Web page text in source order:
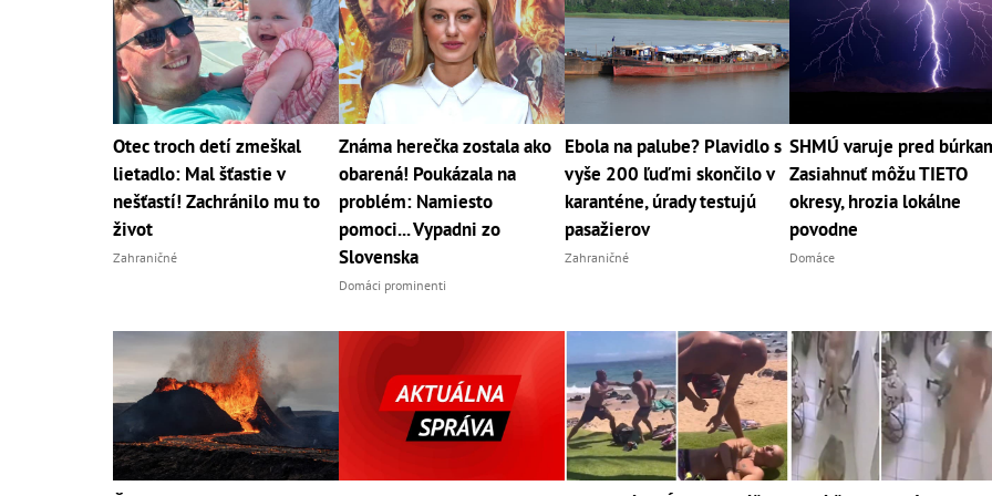
Otec troch detí zmeškal
lietadlo: Mal šťastie v
nešťastí! Zachránilo mu to
život
Zahraničné
Známa herečka zostala ako
obarená! Poukázala na
problém: Namiesto
pomoci... Vypadni zo
Slovenska
Domáci prominenti
Ebola na palube? Plavidlo s
vyše 200 ľuďmi skončilo v
karanténe, úrady testujú
pasažierov
Zahraničné
SHMÚ varuje pred
Zasiahnuť môžu TIETO
okresy, hrozia lokálne
povodne
Domáce